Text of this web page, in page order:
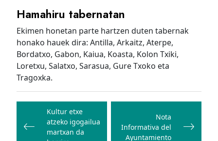
Hamahiru tabernatan
Ekimen honetan parte hartzen duten tabernak
honako hauek dira: Antilla, Arkaitz, Aterpe,
Bordatxo, Gabon, Kaiua, Koasta, Kolon Txiki,
Loretxu, Salatxo, Sarasua, Gure Txoko eta
Tragoxka.
Bidalketetan
zehar
nabigatu
Kultur etxe
atzeko igogailua
martxan da
Nota
Informativa del
Ayuntamiento